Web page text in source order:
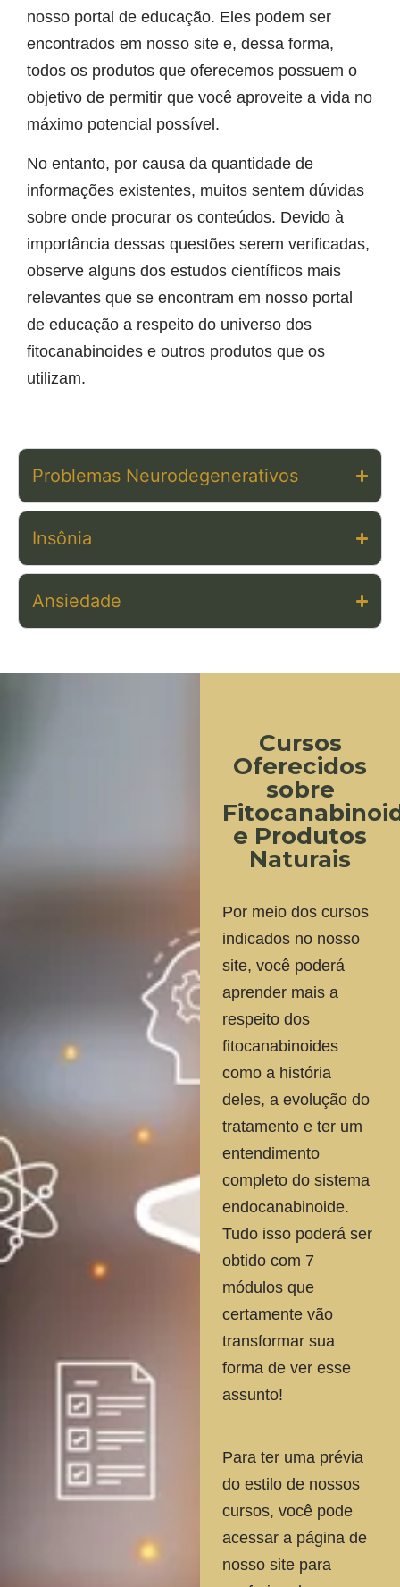
nosso portal de educação. Eles podem ser
encontrados em nosso site e, dessa forma,
todos os produtos que oferecemos possuem o
objetivo de permitir que você aproveite a vida no
máximo potencial possível.
No entanto, por causa da quantidade de
informações existentes, muitos sentem dúvidas
sobre onde procurar os conteúdos. Devido à
importância dessas questões serem verificadas,
observe alguns dos estudos científicos mais
relevantes que se encontram em nosso portal
de educação a respeito do universo dos
fitocanabinoides e outros produtos que os
utilizam.
Problemas Neurodegenerativos
Insônia
Ansiedade
Cursos
Oferecidos
sobre
e Produtos
Naturais
Por meio dos cursos
indicados no nosso
site, você poderá
aprender mais a
respeito dos
fitocanabinoides
como a história
deles, a evolução do
tratamento e ter um
entendimento
completo do sistema
endocanabinoide.
Tudo isso poderá ser
obtido com 7
módulos que
certamente vão
transformar sua
forma de ver esse
assunto!
Para ter uma prévia
do estilo de nossos
cursos, você pode
acessar a página de
nosso site para